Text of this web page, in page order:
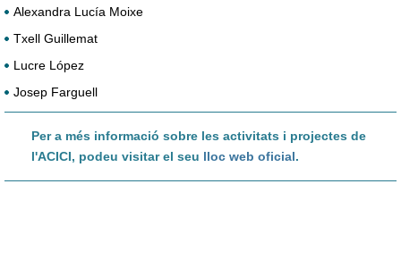
Alexandra Lucía Moixe
Txell Guillemat
Lucre López
Josep Farguell
Per a més informació sobre les activitats i projectes de
l'ACICI, podeu visitar el seu lloc web oficial.